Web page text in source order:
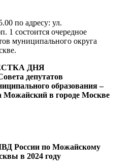
по адресу: ул.
1 состоится очередное
муниципального округа
ДНЯ
депутатов
образования –
Можайский в городе Москве
России по Можайскому
в 2024 году